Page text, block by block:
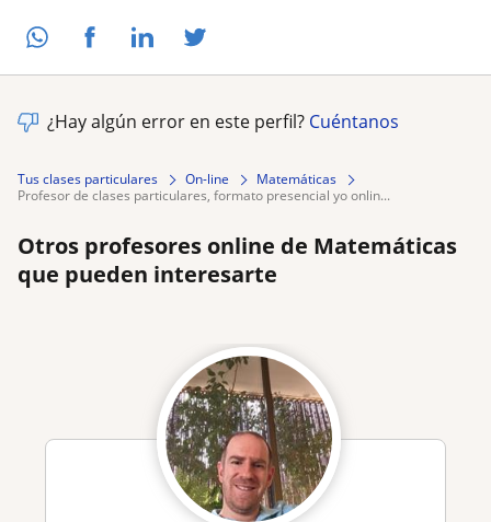
¿Hay algún error en este perfil? Cuéntanos
Tus clases particulares On-line
Matemáticas
profesor de clases particulares, formato presencial yo onlin...
Otros profesores online de Matemáticas
que pueden interesarte